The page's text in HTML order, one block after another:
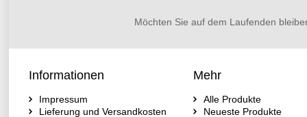
Möchten Sie auf dem Laufenden
Informationen
Impressum
Lieferung und Versandkosten
Mehr
Alle Produkte
Neueste Produkte